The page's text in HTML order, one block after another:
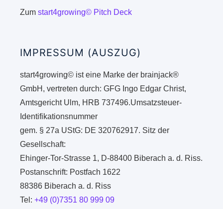
Zumstart4growing© Pitch Deck
IMPRESSUM (AUSZUG)
start4growing© ist eine Marke der brainjack®
GmbH, vertreten durch: GFG Ingo Edgar Christ,
Amtsgericht Ulm, HRB 737496.Umsatzsteuer-
Identifikationsnummer
gem. § 27a UStG: DE 320762917. Sitz der
Gesellschaft:
Ehinger-Tor-Strasse 1, D-88400 Biberach a. d. Riss.
Postanschrift: Postfach 1622
88386 Biberach a. d. Riss
Tel:+49 (0)7351 80 999 09